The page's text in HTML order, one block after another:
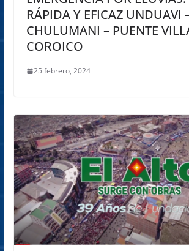
RÁPIDA Y EFICAZ UNDUAVI
CHULUMANI – PUENTE
COROICO
25 febrero, 2024